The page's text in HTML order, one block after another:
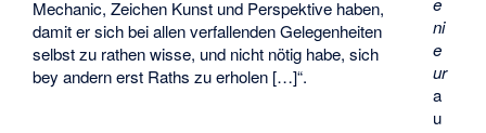
ni
e
ur
a
u
Mechanic, Zeichen Kunst und Perspektive haben,
damit er sich bei allen verfallenden Gelegenheiten
selbst zu rathen wisse, und nicht nötig habe, sich
bey andern erst Raths zu erholen […]“.